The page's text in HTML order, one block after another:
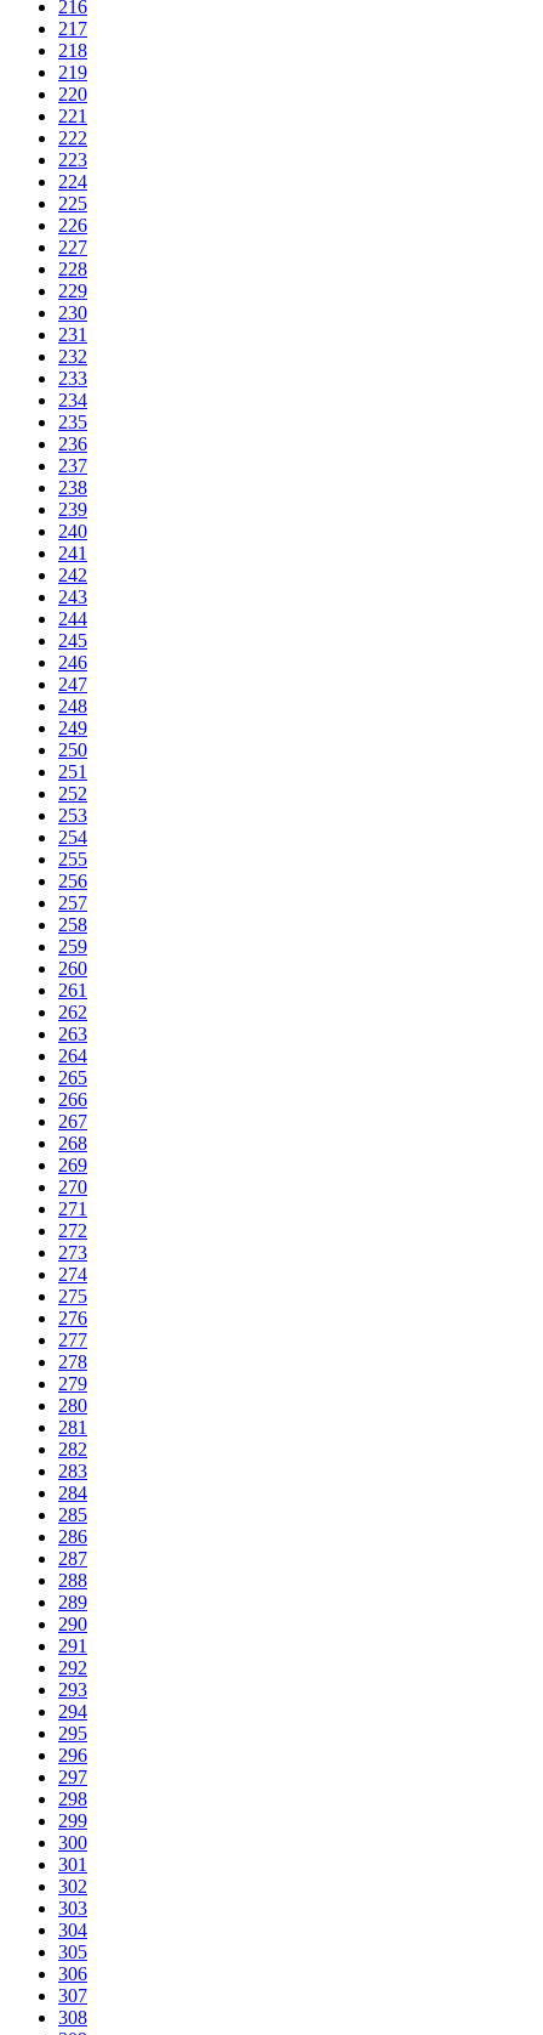
216
217
218
219
220
221
222
223
224
225
226
227
228
229
230
231
232
233
234
235
236
237
238
239
240
241
242
243
244
245
246
247
248
249
250
251
252
253
254
255
256
257
258
259
260
261
262
263
264
265
266
267
268
269
270
271
272
273
274
275
276
277
278
279
280
281
282
283
284
285
286
287
288
289
290
291
292
293
294
295
296
297
298
299
300
301
302
303
304
305
306
307
308